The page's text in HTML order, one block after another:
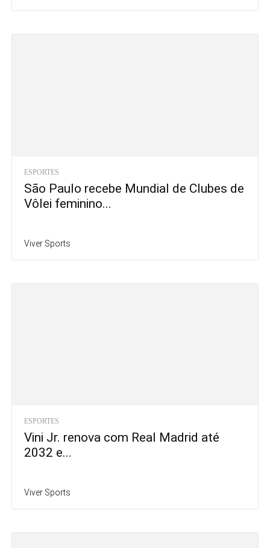
ESPORTES
São Paulo recebe Mundial de Clubes de
Vôlei feminino...
Viver Sports
ESPORTES
Vini Jr. renova com Real Madrid até
2032 e...
Viver Sports